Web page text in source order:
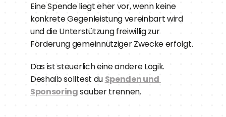
Eine Spende liegt eher vor, wenn keine
konkrete Gegenleistung vereinbart wird
und die Unterstützung freiwillig zur
Förderung gemeinnütziger Zwecke erfolgt.
Das ist steuerlich eine andere Logik.
Deshalb solltest du Spenden und
Sponsoring sauber trennen.